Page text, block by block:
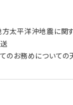
太平洋沖地震に関
のお務めについて